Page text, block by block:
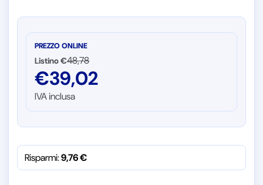
PREZZO ONLINE
Listino €48,78
€39,02
IVA inclusa
Risparmi:9,76€